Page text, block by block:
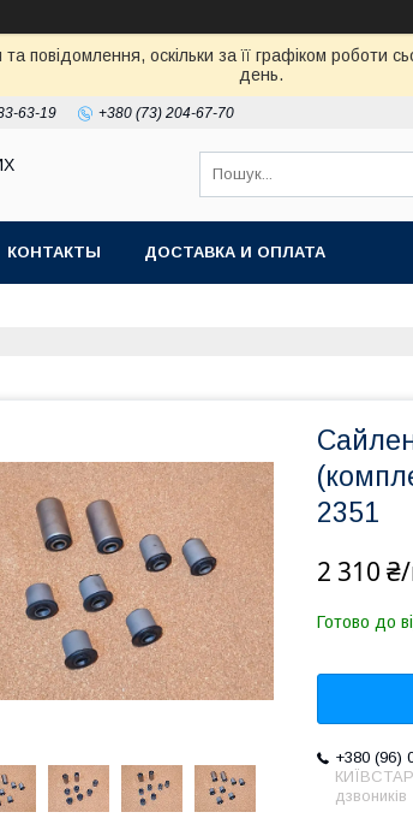
повідомлення, оскільки за її графіком роботи
день.
63-19 +380 (73) 204-67-70
КОНТАКТЫ ДОСТАВКА И ОПЛАТА
2351
2 310
Готово до
+380 (96)
дзвоників